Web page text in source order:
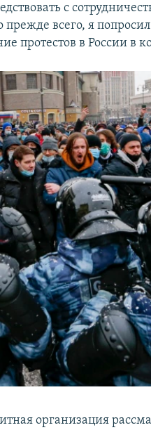
с
всего, я
протестов в России в
организация